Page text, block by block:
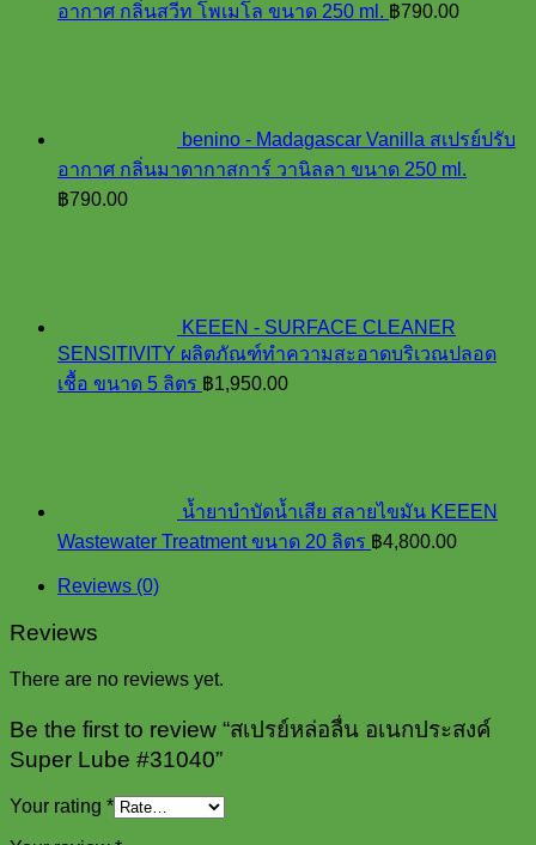
อากาศ กลิ่นสวีท โพเมโล ขนาด 250 ml. ฿790.00
benino - Madagascar Vanilla สเปรย์ปรับ
อากาศ กลิ่นมาดากาสการ์ วานิลลา ขนาด 250 ml.
฿790.00
KEEEN - SURFACE CLEANER
SENSITIVITY ผลิตภัณฑ์ทำความสะอาดบริเวณปลอด
เชื้อ ขนาด 5 ลิตร ฿1,950.00
น้ำยาบำบัดน้ำเสีย สลายไขมัน KEEEN
Wastewater Treatment ขนาด 20 ลิตร ฿4,800.00
Reviews (0)
Reviews
There are no reviews yet.
Be the first to review “สเปรย์หล่อลื่น อเนกประสงค์
Super Lube #31040”
Your rating *